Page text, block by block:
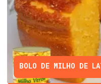
BOLO DE MILHO DE